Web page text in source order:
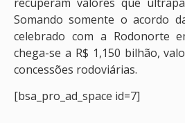
Somando somente o acordo
celebrado com a Rodonorte
chega-se a R$ 1,150 bilhão,
concessões rodoviárias.
[bsa_pro_ad_space id=7]